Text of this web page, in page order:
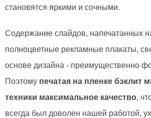
становятся яркими и сочными.
Содержание слайдов, напечатанных
полноцветные рекламные плакаты,
основе дизайна - преимущественно
Поэтому печатая на пленке
техники максимальное качество,
всегда был доволен нашей работой,